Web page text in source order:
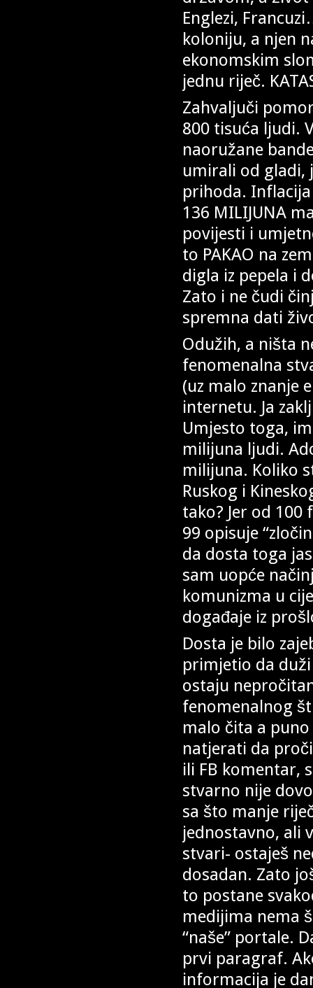
Englezi,
koloniju, a njen
ekonomskim
jednu riječ.
Zahvaljuči
800 tisuća ljudi.
naoružane
umirali od gladi,
prihoda.
136 MILIJUNA
povijesti i
to PAKAO na
digla iz pepela i
Zato i ne čudi
spremna dati
Odužih, a ništa
fenomenalna
(uz malo znanje
internetu. Ja
Umjesto toga,
milijuna ljudi.
milijuna. Koliko
Ruskog i
tako? Jer od
99 opisuje
da dosta toga
sam uopće
komunizma u
događaje iz
Dosta je bilo
primjetio da
ostaju
fenomenalnog
malo čita a puno
natjerati da
ili FB komentar,
stvarno nije
sa što manje
jednostavno, ali
stvari- ostaješ
dosadan. Zato
to postane
medijima nema
“naše” portale.
prvi paragraf.
informacija je